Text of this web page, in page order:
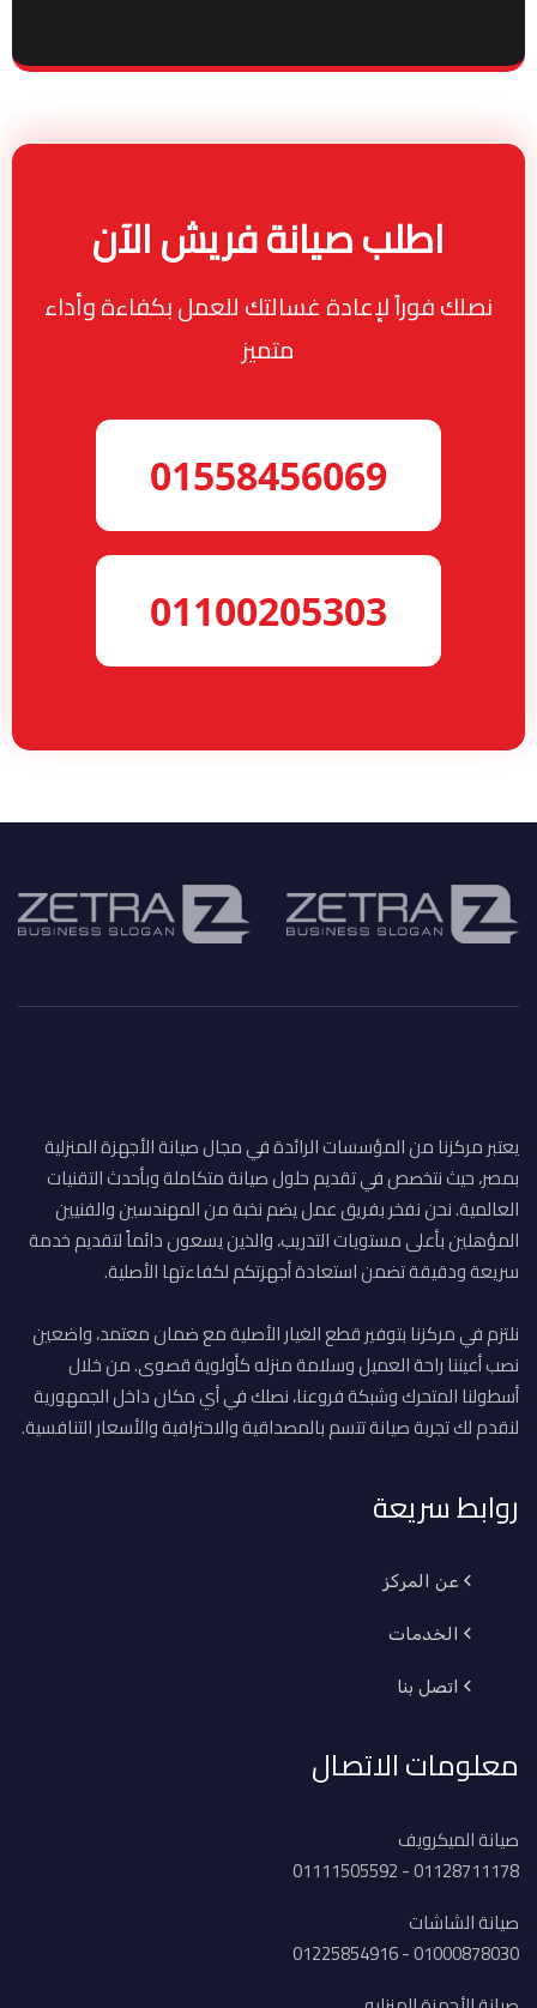
اطلب صيانة فريش الآن
نصلك فوراً لإعادة غسالتك للعمل بكفاءة وأداء
متميز
01558456069
01100205303
يعتبر مركزنا من المؤسسات الرائدة في مجال صيانة الأجهزة المنزلية
بمصر، حيث نتخصص في تقديم حلول صيانة متكاملة وبأحدث التقنيات
العالمية. نحن نفخر بفريق عمل يضم نخبة من المهندسين والفنيين
المؤهلين بأعلى مستويات التدريب، والذين يسعون دائماً لتقديم خدمة
سريعة ودقيقة تضمن استعادة أجهزتكم لكفاءتها الأصلية.
نلتزم في مركزنا بتوفير قطع الغيار الأصلية مع ضمان معتمد، واضعين
نصب أعيننا راحة العميل وسلامة منزله كأولوية قصوى. من خلال
أسطولنا المتحرك وشبكة فروعنا، نصلك في أي مكان داخل الجمهورية
لنقدم لك تجربة صيانة تتسم بالمصداقية والاحترافية والأسعار التنافسية.
روابط سريعة
عن المركز
الخدمات
اتصل بنا
معلومات الاتصال
صيانة الميكرويف
01128711178 - 01111505592
صيانة الشاشات
01000878030 - 01225854916